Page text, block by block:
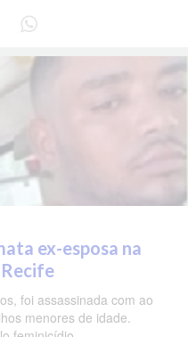
ex-esposa na
foi assassinada com ao
menores de idade.